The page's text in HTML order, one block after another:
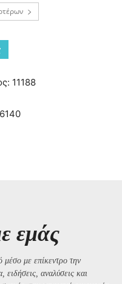
11188
εμάς
μέσο με επίκεντρο την
ειδήσεις, αναλύσεις και